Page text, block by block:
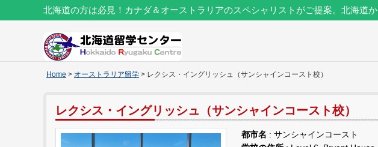
北海道の方は必見！カナダ＆オーストラリアのスペシャリストがご提案。北海道
Home > オーストラリア留学 > レクシス・イングリッシュ（サンシャインコースト校）
レクシス・イングリッシュ（サンシャインコースト校）
都市名 : サンシャインコースト